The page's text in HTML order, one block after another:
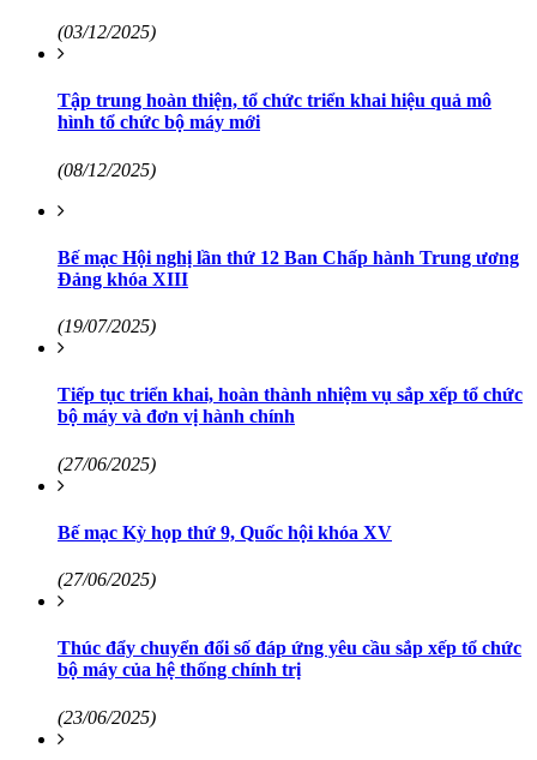
(03/12/2025)
Tập trung hoàn thiện, tổ chức triển khai hiệu quả mô
hình tổ chức bộ máy mới
(08/12/2025)
Bế mạc Hội nghị lần thứ 12 Ban Chấp hành Trung ương
Đảng khóa XIII
(19/07/2025)
Tiếp tục triển khai, hoàn thành nhiệm vụ sắp xếp tổ chức
bộ máy và đơn vị hành chính
(27/06/2025)
Bế mạc Kỳ họp thứ 9, Quốc hội khóa XV
(27/06/2025)
Thúc đẩy chuyển đổi số đáp ứng yêu cầu sắp xếp tổ chức
bộ máy của hệ thống chính trị
(23/06/2025)